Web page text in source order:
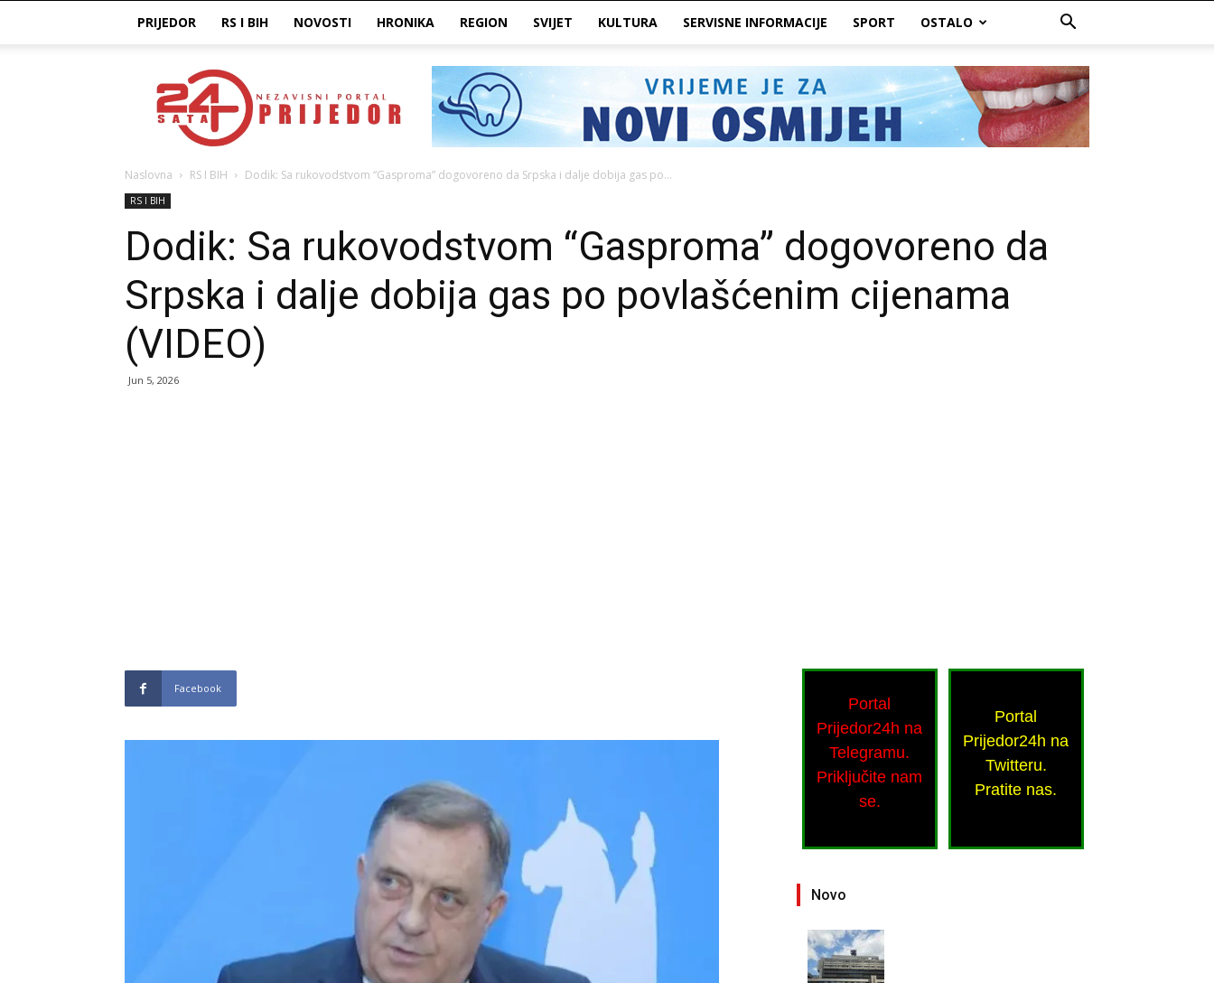
PRIJEDOR RS I BIH NOVOSTI HRONIKA REGION SVIJET KULTURA SERVISNE INFORMACIJE SPORT OSTALO
Prijedor24H
Naslovna RS I BIH Dodik: Sa rukovodstvom “Gasproma” dogovoreno da Srpska i dalje dobija gas po...
RS I BIH
Dodik: Sa rukovodstvom “Gasproma” dogovoreno da
Srpska i dalje dobija gas po povlašćenim cijenama
(VIDEO)
Jun 5, 2026
Facebook
Portal
Prijedor24h na
Telegramu.
Priključite nam
se.
Portal
Prijedor24h na
Twitteru.
Pratite nas.
Novo